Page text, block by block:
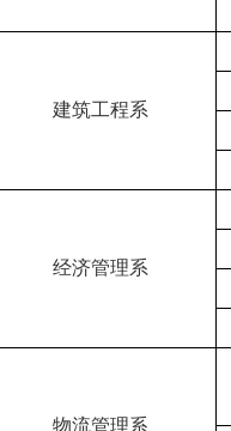
建筑工程系
经济管理系
物流管理系